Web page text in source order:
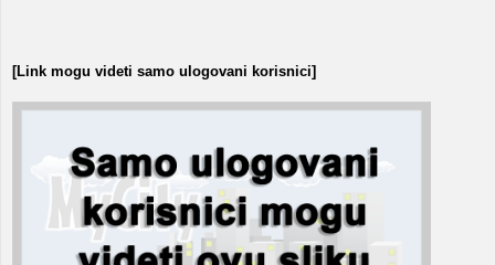
[Link mogu videti samo ulogovani korisnici]